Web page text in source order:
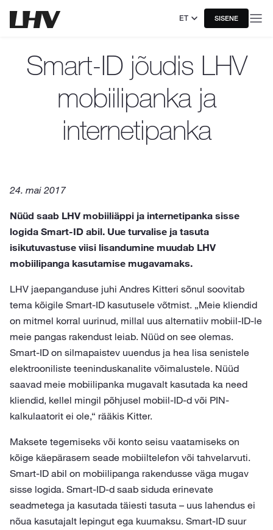
ET SISENE
Smart-ID jõudis LHV
mobiilipanka ja
internetipanka
24. mai 2017
Nüüd saab LHV mobiiliäppi ja internetipanka sisse
logida Smart-ID abil. Uue turvalise ja tasuta
isikutuvastuse viisi lisandumine muudab LHV
mobiilipanga kasutamise mugavamaks.
LHV jaepanganduse juhi Andres Kitteri sõnul soovitab
tema kõigile Smart-ID kasutusele võtmist. „Meie kliendid
on mitmel korral uurinud, millal uus alternatiiv mobiil-ID-le
meie pangas rakendust leiab. Nüüd on see olemas.
Smart-ID on silmapaistev uuendus ja hea lisa senistele
elektrooniliste teeninduskanalite võimalustele. Nüüd
saavad meie mobiilipanka mugavalt kasutada ka need
kliendid, kellel mingil põhjusel mobiil-ID-d või PIN-
kalkulaatorit ei ole,“ rääkis Kitter.
Maksete tegemiseks või konto seisu vaatamiseks on
kõige käepärasem seade mobiiltelefon või tahvelarvuti.
Smart-ID abil on mobiilipanga rakendusse väga mugav
sisse logida. Smart-ID-d saab siduda erinevate
seadmetega ja kasutada täiesti tasuta – uus lahendus ei
nõua kasutajalt lepingut ega kuumaksu. Smart-ID suur